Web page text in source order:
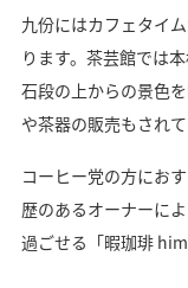
九份にはカフェタイ
ります。茶芸館では
石段の上からの景色
や茶器の販売もされて
コーヒー党の方にお
歴のあるオーナーに
過ごせる「暇珈琲